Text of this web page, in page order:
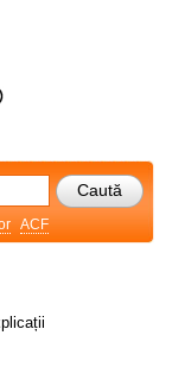
ACF